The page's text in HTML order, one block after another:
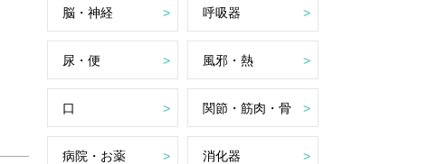
脳・神経 呼吸器
尿・便 風邪・熱
口 関節・筋肉・骨
病院・お薬 消化器